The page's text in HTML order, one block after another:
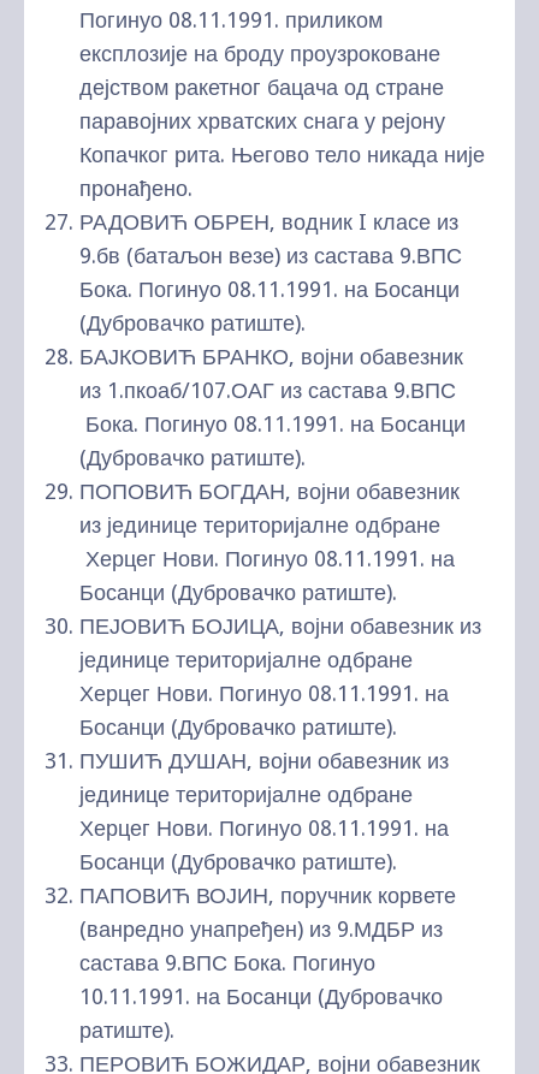
Погинуо 08.11.1991. приликом
експлозије на броду проузроковане
дејством ракетног бацача од стране
паравојних хрватских снага у рејону
Копачког рита. Његово тело никада није
пронађено.
РАДОВИЋ ОБРЕН, водник I класе из
9.бв (батаљон везе) из састава 9.ВПС
Бока. Погинуо 08.11.1991. на Босанци
(Дубровачко ратиште).
БАЈКОВИЋ БРАНКО, војни обавезник
из 1.пкоаб/107.ОАГ из састава 9.ВПС
Бока. Погинуо 08.11.1991. на Босанци
(Дубровачко ратиште).
ПОПОВИЋ БОГДАН, војни обавезник
из јединице територијалне одбране
Херцег Нови. Погинуо 08.11.1991. на
Босанци (Дубровачко ратиште).
ПЕЈОВИЋ БОЈИЦА, војни обавезник из
јединице територијалне одбране
Херцег Нови. Погинуо 08.11.1991. на
Босанци (Дубровачко ратиште).
ПУШИЋ ДУШАН, војни обавезник из
јединице територијалне одбране
Херцег Нови. Погинуо 08.11.1991. на
Босанци (Дубровачко ратиште).
ПАПОВИЋ ВОЈИН, поручник корвете
(ванредно унапређен) из 9.МДБР из
састава 9.ВПС Бока. Погинуо
10.11.1991. на Босанци (Дубровачко
ратиште).
ПЕРОВИЋ БОЖИДАР, војни обавезник